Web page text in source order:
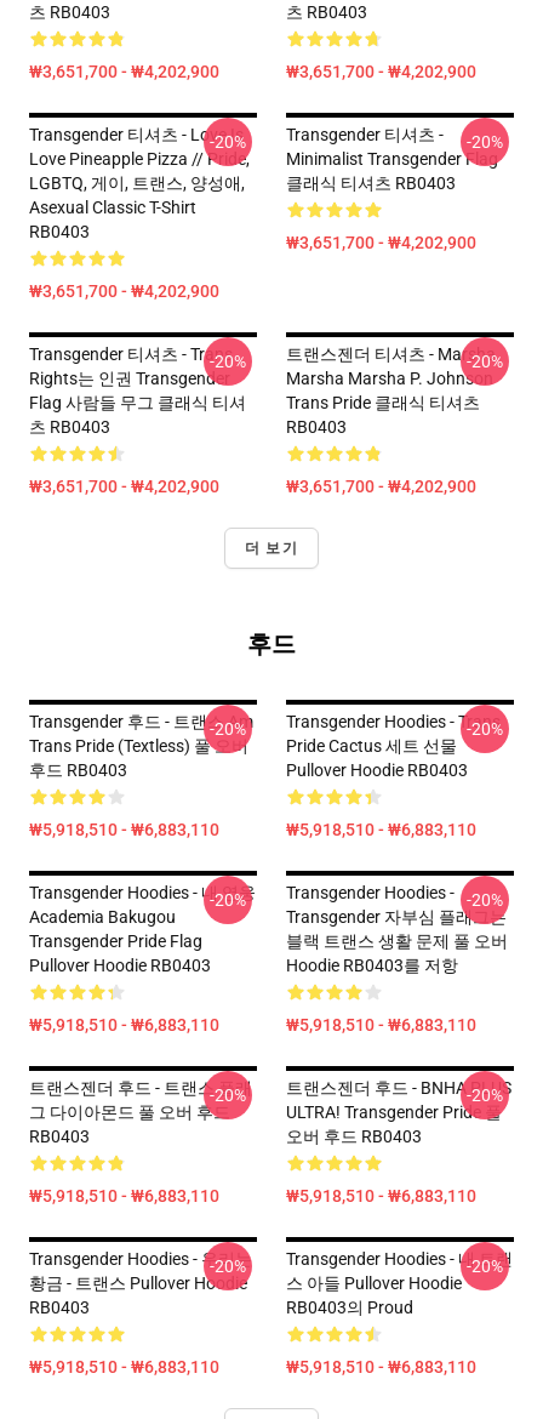
츠 RB0403
₩3,651,700 - ₩4,202,900
츠 RB0403
₩3,651,700 - ₩4,202,900
Transgender 티셔츠 - Love Is
Love Pineapple Pizza // Pride,
LGBTQ, 게이, 트랜스, 양성애,
Asexual Classic T-Shirt
RB0403
₩3,651,700 - ₩4,202,900
-20%
Transgender 티셔츠 -
Minimalist Transgender Flag
클래식 티셔츠 RB0403
₩3,651,700 - ₩4,202,900
-20%
Transgender 티셔츠 - Trans
Rights는 인권 Transgender
Flag 사람들 무그 클래식 티셔
츠 RB0403
₩3,651,700 - ₩4,202,900
-20%
트랜스젠더 티셔츠 - Marsha
Marsha Marsha P. Johnson
Trans Pride 클래식 티셔츠
RB0403
₩3,651,700 - ₩4,202,900
-20%
더 보기
후드
Transgender 후드 - 트랜스 Am
Trans Pride (Textless) 풀 오버
후드 RB0403
₩5,918,510 - ₩6,883,110
-20%
Transgender Hoodies - Trans
Pride Cactus 세트 선물
Pullover Hoodie RB0403
₩5,918,510 - ₩6,883,110
-20%
Transgender Hoodies - 내 영웅
Academia Bakugou
Transgender Pride Flag
Pullover Hoodie RB0403
₩5,918,510 - ₩6,883,110
-20%
Transgender Hoodies -
Transgender 자부심 플래그는
블랙 트랜스 생활 문제 풀 오버
Hoodie RB0403를 저항
₩5,918,510 - ₩6,883,110
-20%
트랜스젠더 후드 - 트랜스 플래
그 다이아몬드 풀 오버 후드
RB0403
₩5,918,510 - ₩6,883,110
-20%
트랜스젠더 후드 - BNHA PLUS
ULTRA! Transgender Pride 풀
오버 후드 RB0403
₩5,918,510 - ₩6,883,110
-20%
Transgender Hoodies - 우리는
황금 - 트랜스 Pullover Hoodie
RB0403
₩5,918,510 - ₩6,883,110
-20%
Transgender Hoodies - 내 트랜
스 아들 Pullover Hoodie
RB0403의 Proud
₩5,918,510 - ₩6,883,110
-20%